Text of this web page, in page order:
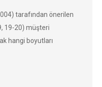
tarafından önerilen
19-20) müşteri
hangi boyutları